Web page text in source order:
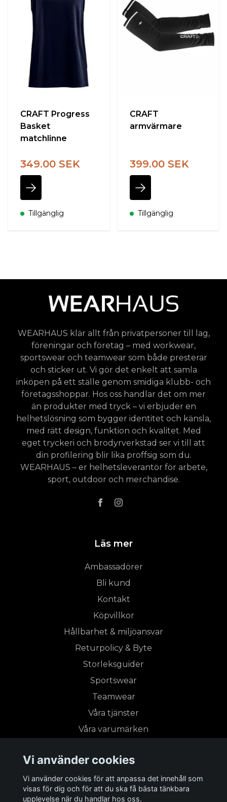
CRAFT Progress
Basket
matchlinne
349.00 SEK
Tillgänglig
CRAFT
armvärmare
399.00 SEK
Tillgänglig
WEARHAUS klär allt från privatpersoner till lag,
föreningar och företag – med workwear,
sportswear och teamwear som både presterar
och sticker ut. Vi gör det enkelt att samla
inköpen på ett ställe genom smidiga klubb- och
företagsshoppar. Hos oss handlar det om mer
än produkter med tryck – vi erbjuder en
helhetslösning som bygger identitet och känsla,
med rätt design, funktion och kvalitet. Med
eget tryckeri och brodyrverkstad ser vi till att
din profilering blir lika proffsig som du.
WEARHAUS – er helhetsleverantör för arbete,
sport, outdoor och merchandise.
Läs mer
Ambassadörer
Bli kund
Kontakt
Köpvillkor
Hållbarhet & miljöansvar
Returpolicy & Byte
Storleksguider
Sportswear
Teamwear
Våra tjänster
Våra varumärken
Prenumerera på vårt nyhetsbrev
Vi använder cookies
Vi använder cookies för att anpassa det innehåll som
visas för dig och för att du ska få bästa tänkbara
upplevelse när du handlar hos oss.